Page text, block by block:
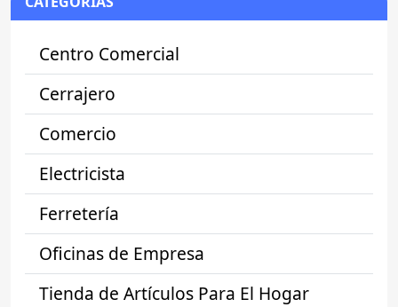
Centro Comercial
Cerrajero
Comercio
Electricista
Ferretería
Oficinas de Empresa
Tienda de Artículos Para El Hogar